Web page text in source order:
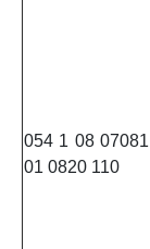
054 1 08 07081
01 0820 110